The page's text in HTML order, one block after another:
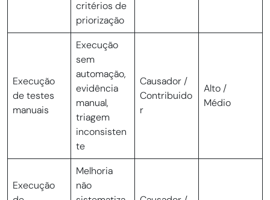
critérios de
priorização
Execução
de testes
manuais
Execução
sem
automação,
evidência
manual,
triagem
inconsisten
te
Causador /
Contribuido
r
Alto /
Médio
Execução
Melhoria
não